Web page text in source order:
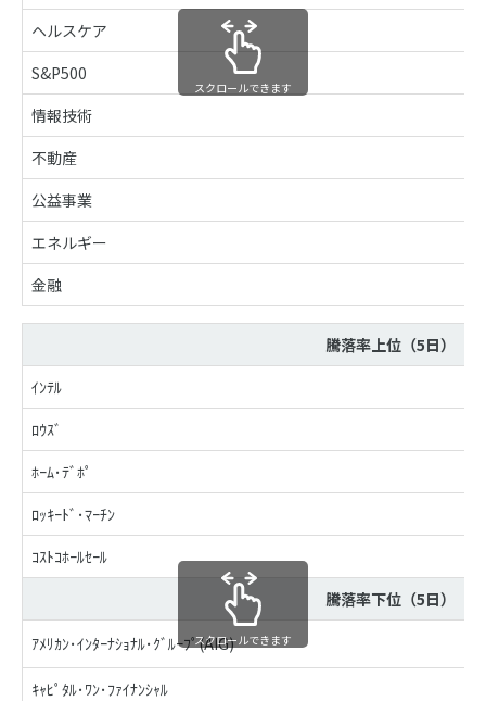
ヘルスケア
S&P500
情報技術
不動産
公益事業
エネルギー
金融
スクロールできます
騰落率上位（5日）
ｲﾝﾃﾙ
ﾛｳｽﾞ
ﾎｰﾑ･ﾃﾞﾎﾟ
ﾛｯｷｰﾄﾞ･ﾏｰﾁﾝ
ｺｽﾄｺﾎｰﾙｾｰﾙ
騰落率下位（5日）
ｱﾒﾘｶﾝ･ｲﾝﾀｰﾅｼｮﾅﾙ･ｸﾞﾙｰﾌﾟ(AIG)
ｷｬﾋﾟﾀﾙ･ﾜﾝ･ﾌｧｲﾅﾝｼｬﾙ
スクロールできます